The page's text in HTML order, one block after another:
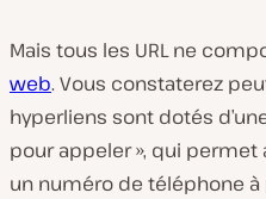
Mais tous les URL ne
web. Vous constaterez
hyperliens sont dotés
pour appeler », qui permet
un numéro de téléphone